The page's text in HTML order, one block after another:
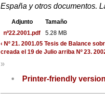
España y otros documentos.
Adjunto
Tamaño
nº22.2001.pdf
5.28 MB
‹ Nº 21. 2001.05 Tesis de Balance
creada el 19 de Julio arriba Nº 23.
»
Printer-friendly